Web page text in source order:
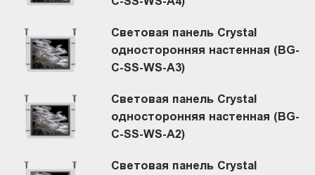
Световая панель Crystal
односторонняя настенная (BG-
C-SS-WS-A3)
Световая панель Crystal
односторонняя настенная (BG-
C-SS-WS-A2)
Световая панель Crystal